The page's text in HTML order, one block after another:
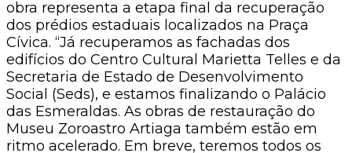
obra representa a etapa final da recuperação
dos prédios estaduais localizados na Praça
Cívica. “Já recuperamos as fachadas dos
edifícios do Centro Cultural Marietta Telles e da
Secretaria de Estado de Desenvolvimento
Social (Seds), e estamos finalizando o Palácio
das Esmeraldas. As obras de restauração do
Museu Zoroastro Artiaga também estão em
ritmo acelerado. Em breve, teremos todos os